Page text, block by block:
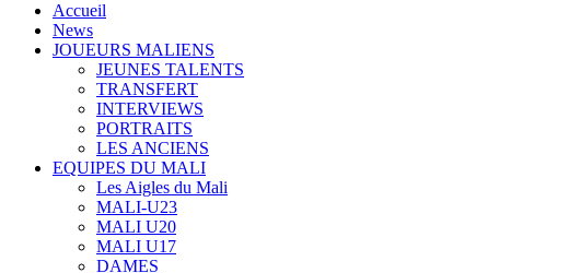
Accueil
News
JOUEURS MALIENS
JEUNES TALENTS
TRANSFERT
INTERVIEWS
PORTRAITS
LES ANCIENS
EQUIPES DU MALI
Les Aigles du Mali
MALI-U23
MALI U20
MALI U17
DAMES